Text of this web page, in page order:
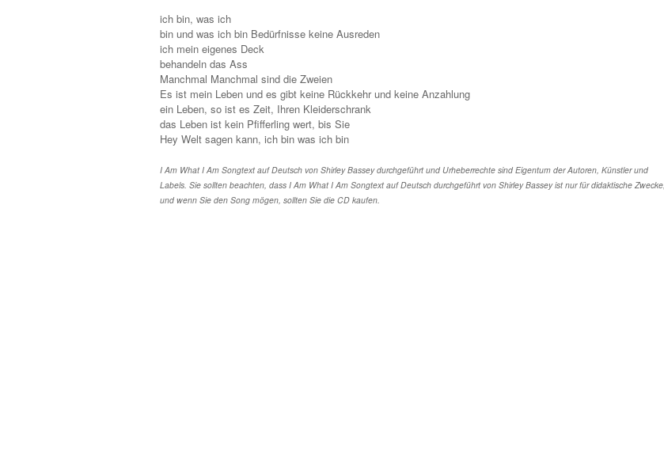
ich bin, was ich
bin und was ich bin Bedürfnisse keine Ausreden
ich mein eigenes Deck
behandeln das Ass
Manchmal Manchmal sind die Zweien
Es ist mein Leben und es gibt keine Rückkehr und keine Anzahlung
ein Leben, so ist es Zeit, Ihren Kleiderschrank
das Leben ist kein Pfifferling wert, bis Sie
Hey Welt sagen kann, ich bin was ich bin
I Am What I Am Songtext auf Deutsch von Shirley Bassey durchgeführt und Urheberrechte sind Eigentum der Autoren, Künstler und
Labels. Sie sollten beachten, dass I Am What I Am Songtext auf Deutsch durchgeführt von Shirley Bassey ist nur für didaktische Zwecke,
und wenn Sie den Song mögen, sollten Sie die CD kaufen.